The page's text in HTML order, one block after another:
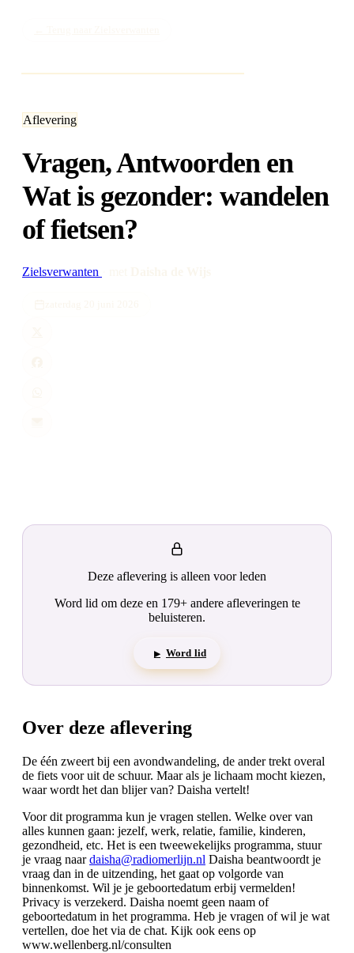
Aflevering
Vragen, Antwoorden en
Wat is gezonder: wandelen
of fietsen?
Zielsverwanten
Deze aflevering is alleen voor leden
Word lid om deze en 179+ andere afleveringen te
beluisteren.
▶ Word lid
Over deze aflevering
De één zweert bij een avondwandeling, de ander trekt overal
de fiets voor uit de schuur. Maar als je lichaam mocht kiezen,
waar wordt het dan blijer van? Daisha vertelt!
Voor dit programma kun je vragen stellen. Welke over van
alles kunnen gaan: jezelf, werk, relatie, familie, kinderen,
gezondheid, etc. Het is een tweewekelijks programma, stuur
je vraag naardaisha@radiomerlijn.nl Daisha beantwoordt je
vraag dan in de uitzending, het gaat op volgorde van
binnenkomst. Wil je je geboortedatum erbij vermelden!
Privacy is verzekerd. Daisha noemt geen naam of
geboortedatum in het programma. Heb je vragen of wil je wat
vertellen, doe het via de chat. Kijk ook eens op
www.wellenberg.nl/consulten